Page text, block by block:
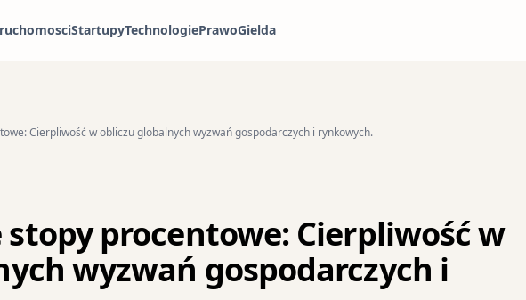
StartupyTechnologiePrawoGielda
Cierpliwość w obliczu globalnych wyzwań gospodarczych i rynkowych.
stopy procentowe: Cierpliwość w
wyzwań gospodarczych i